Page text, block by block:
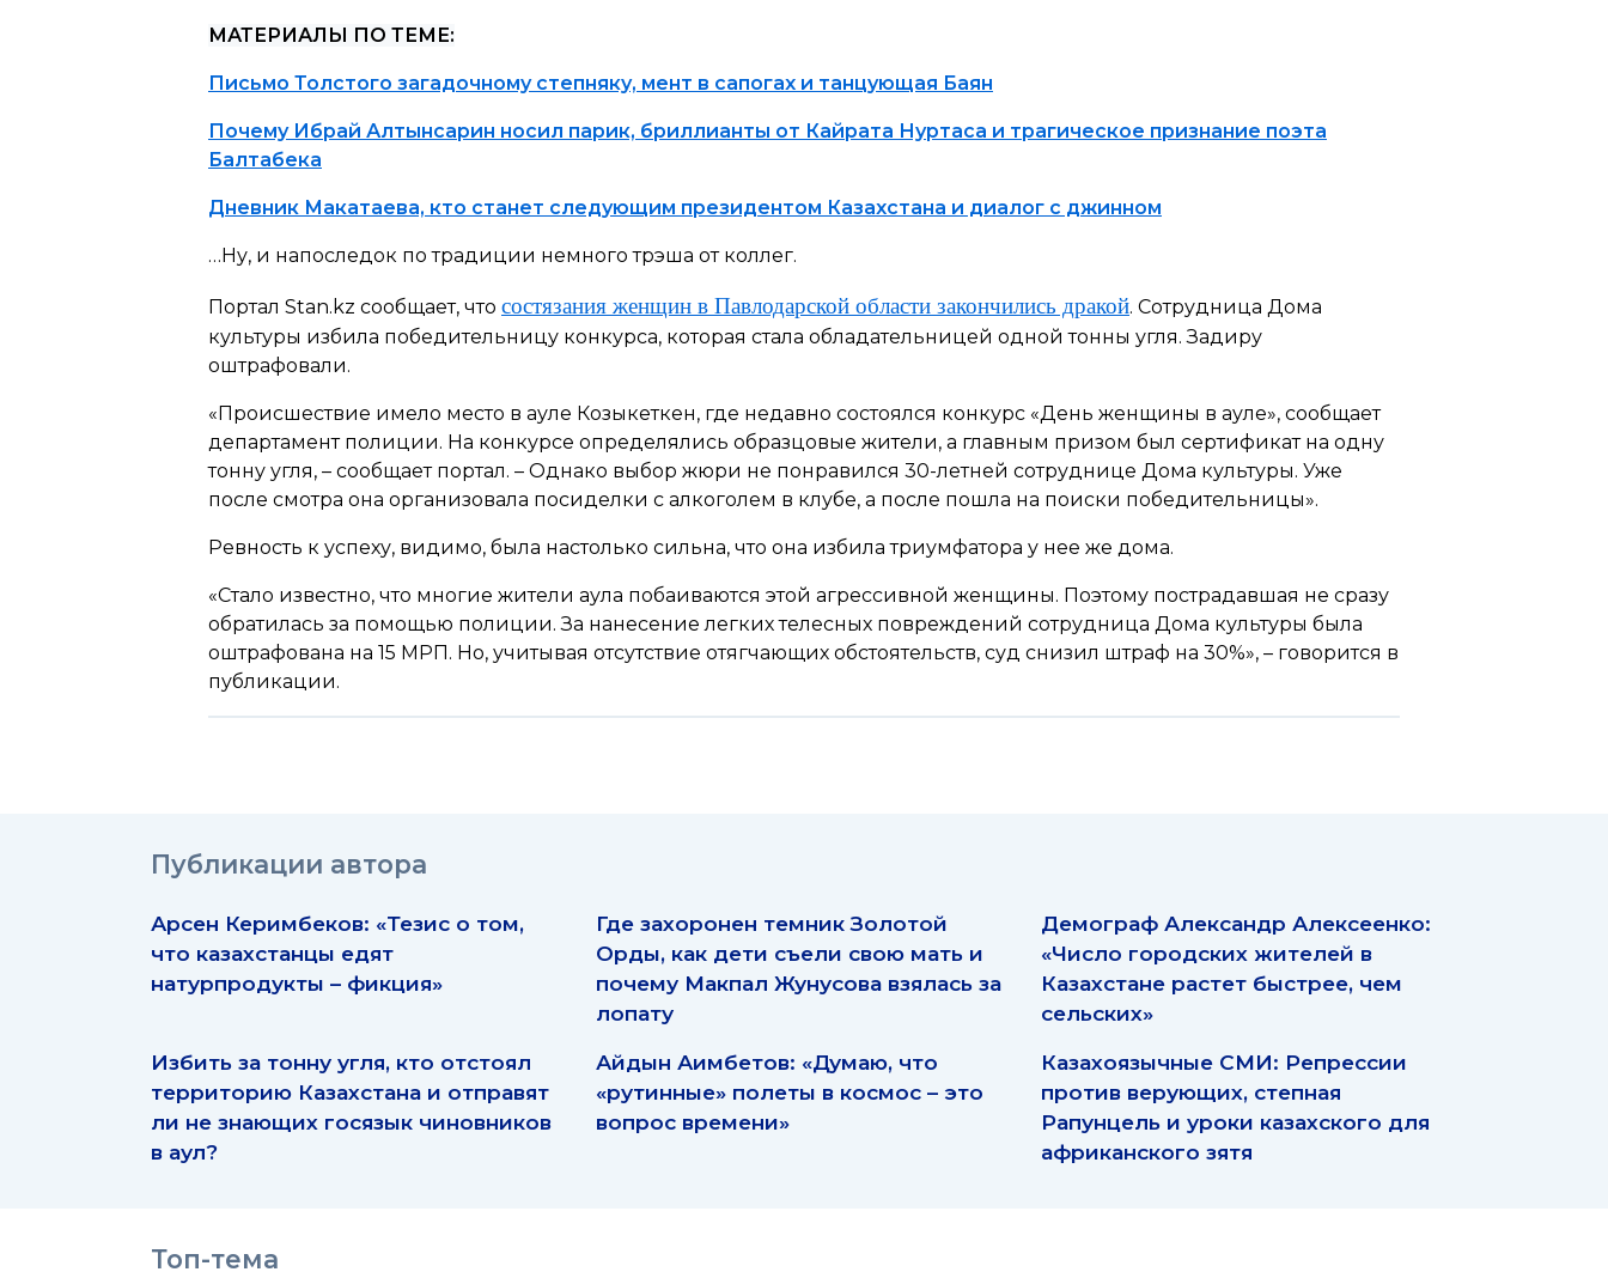
МАТЕРИАЛЫ ПО ТЕМЕ:
Письмо Толстого загадочному степняку, мент в сапогах и танцующая Баян
Почему Ибрай Алтынсарин носил парик, бриллианты от Кайрата Нуртаса и трагическое признание поэта
Балтабека
Дневник Макатаева, кто станет следующим президентом Казахстана и диалог с джинном
…Ну, и напоследок по традиции немного трэша от коллег.
Портал Stan.kz сообщает, что состязания женщин в Павлодарской области закончились дракой. Сотрудница Дома
культуры избила победительницу конкурса, которая стала обладательницей одной тонны угля. Задиру
оштрафовали.
«Происшествие имело место в ауле Козыкеткен, где недавно состоялся конкурс «День женщины в ауле», сообщает
департамент полиции. На конкурсе определялись образцовые жители, а главным призом был сертификат на одну
тонну угля, – сообщает портал. – Однако выбор жюри не понравился 30-летней сотруднице Дома культуры. Уже
после смотра она организовала посиделки с алкоголем в клубе, а после пошла на поиски победительницы».
Ревность к успеху, видимо, была настолько сильна, что она избила триумфатора у нее же дома.
«Стало известно, что многие жители аула побаиваются этой агрессивной женщины. Поэтому пострадавшая не сразу
обратилась за помощью полиции. За нанесение легких телесных повреждений сотрудница Дома культуры была
оштрафована на 15 МРП. Но, учитывая отсутствие отягчающих обстоятельств, суд снизил штраф на 30%», – говорится в
публикации.
Публикации автора
Арсен Керимбеков: «Тезис о том,
что казахстанцы едят
натурпродукты – фикция»
Где захоронен темник Золотой
Орды, как дети съели свою мать и
почему Макпал Жунусова взялась за
лопату
Демограф Александр Алексеенко:
«Число городских жителей в
Казахстане растет быстрее, чем
сельских»
Избить за тонну угля, кто отстоял
территорию Казахстана и отправят
ли не знающих госязык чиновников
в аул?
Айдын Аимбетов: «Думаю, что
«рутинные» полеты в космос – это
вопрос времени»
Казахоязычные СМИ: Репрессии
против верующих, степная
Рапунцель и уроки казахского для
африканского зятя
Топ-тема